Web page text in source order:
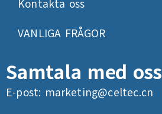
Kontakta oss
VANLIGA FRÅGOR
Samtala med oss
E-post: marketing@celtec.cn